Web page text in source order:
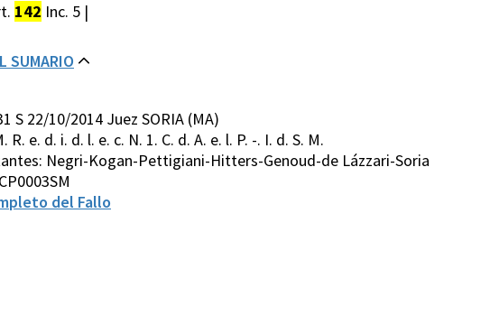
142 Inc. 5 |
SUMARIO
S 22/10/2014 Juez SORIA (MA)
R. e. d. i. d. l. e. c. N. 1. C. d. A. e. l. P. -. I. d. S. M.
Negri-Kogan-Pettigiani-Hitters-Genoud-de Lázzari-Soria
del Fallo